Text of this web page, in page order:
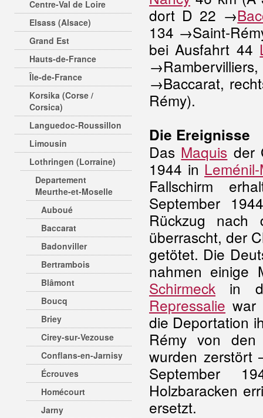
Centre-Val de Loire
Elsass (Alsace)
Grand Est
Hauts-de-France
Île-de-France
Korsika (Corse /
Corsica)
Languedoc-Roussillon
Limousin
Lothringen (Lorraine)
Departement
Meurthe-et-Moselle
Auboué
Baccarat
Badonviller
Bertrambois
Blâmont
Boucq
Briey
Cirey-sur-Vezouse
Conflans-en-Jarnisy
Écrouves
Homécourt
Jarny
dort D 22 →
134 →Saint-
bei Ausfahrt 44
→Baccarat,
Rémy).
Die Ereignisse
Das Maquis der
1944 in
Fallschirm
September
Rückzug
überrascht, der
getötet. Die
nahmen einige
Schirmeck in
Repressalie war
die Deportation
Rémy von den
wurden zerstört
September
Holzbaracken
ersetzt.